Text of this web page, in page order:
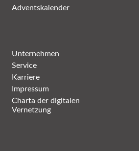
Adventskalender
Unternehmen
Service
Karriere
Impressum
Charta der digitalen
Vernetzung